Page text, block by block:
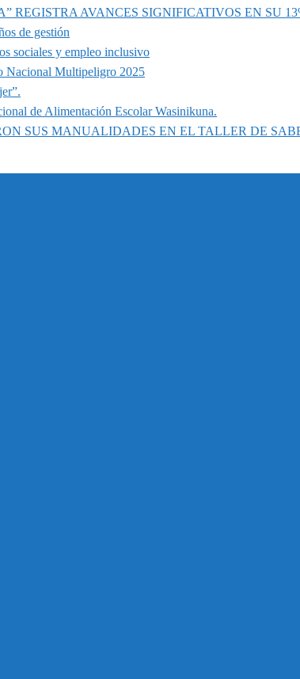
REGISTRA AVANCES SIGNIFICATIVOS EN SU
de gestión
sociales y empleo inclusivo
Nacional Multipeligro 2025
de Alimentación Escolar Wasinikuna.
SUS MANUALIDADES EN EL TALLER DE